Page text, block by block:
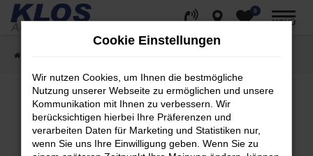
Zum
springen
0
MENÜ
Fehler: Network Error
Beim Laden ist ein Fehler aufgetreten.
Cookie Einstellungen
Wir nutzen Cookies, um Ihnen die bestmögliche
Nutzung unserer Webseite zu ermöglichen und unsere
Kommunikation mit Ihnen zu verbessern. Wir
berücksichtigen hierbei Ihre Präferenzen und
verarbeiten Daten für Marketing und Statistiken nur,
wenn Sie uns Ihre Einwilligung geben. Wenn Sie zu